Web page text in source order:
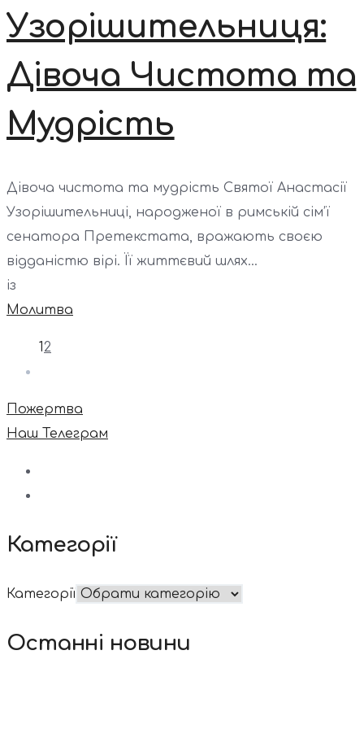
Узорішительниця:
Дівоча Чистота та
Мудрість
Дівоча чистота та мудрість Святої Анастасії
Узорішительниці, народженої в римській сім’ї
сенатора Претекстата, вражають своєю
відданістю вірі. Її життєвий шлях...
із
Молитва
12
Пожертва
Наш Телеграм
Категорії
Категорії
Останні новини